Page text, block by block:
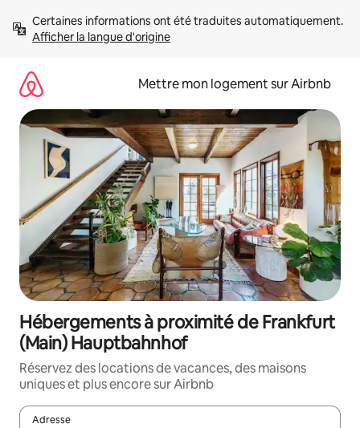
directement
Afficher la langue d'origine
Mettre mon logement sur Airbnb
Hébergements à proximité de Frankfurt
(Main) Hauptbahnhof
Réservez des locations de vacances, des maisons
uniques et plus encore sur Airbnb
Adresse